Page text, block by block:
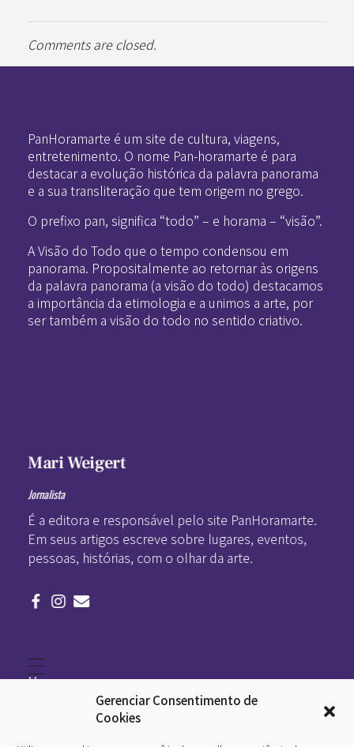
Gerenciar Consentimento de
Cookies
Comments are closed.
PanHoramarte é um site de cultura, viagens,
entretenimento. O nome Pan-horamarte é para
destacar a evolução histórica da palavra panorama
e a sua transliteração que tem origem no grego.
O prefixo pan, significa “todo” – e horama – “visão”.
A Visão do Todo que o tempo condensou em
panorama. Propositalmente ao retornar às origens
da palavra panorama (a visão do todo) destacamos
a importância da etimologia e a unimos a arte, por
ser também a visão do todo no sentido criativo.
Mari Weigert
Jornalista
É a editora e responsável pelo site PanHoramarte.
Em seus artigos escreve sobre lugares, eventos,
pessoas, histórias, com o olhar da arte.
Home